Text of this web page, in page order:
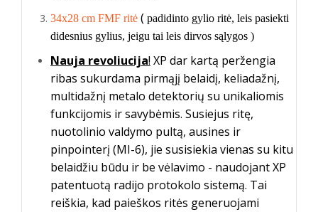
34x28 cm FMF ritė ( padidinto gylio ritė, leis pasiekti
didesnius gylius, jeigu tai leis dirvos sąlygos )
Nauja revoliucija! XP dar kartą peržengia
ribas sukurdama pirmąjį belaidį, keliadažnį,
multidažnį metalo detektorių su unikaliomis
funkcijomis ir savybėmis. Susiejus ritę,
nuotolinio valdymo pultą, ausines ir
pinpointerį (MI-6), jie susisiekia vienas su kitu
belaidžiu būdu ir be vėlavimo - naudojant XP
patentuotą radijo protokolo sistemą. Tai
reiškia, kad paieškos ritės generuojami